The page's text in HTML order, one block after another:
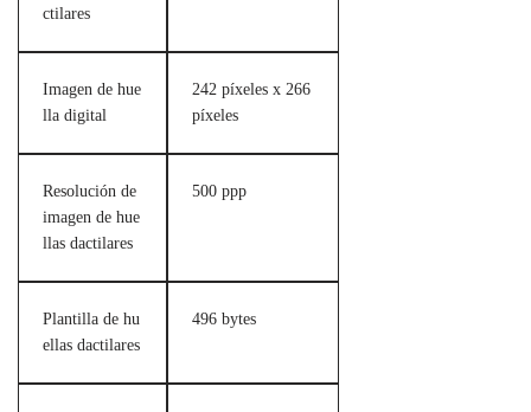
ctilares
Imagen de hue
lla digital
242 píxeles x 266
píxeles
Resolución de
imagen de hue
llas dactilares
500 ppp
Plantilla de hu
ellas dactilares
496 bytes